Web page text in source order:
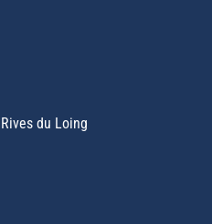
du Loing